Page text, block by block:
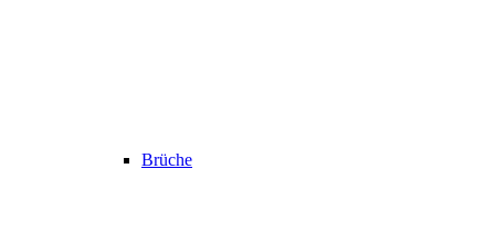
Brüche